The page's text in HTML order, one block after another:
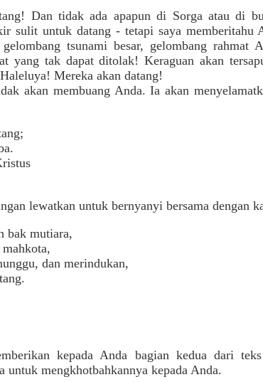
Dan tidak ada apapun di Sorga atau di
sulit untuk datang - tetapi saya memberitahu
tsunami besar, gelombang rahmat
yang tak dapat ditolak! Keraguan akan
Mereka akan datang!
akan membuang Anda. Ia akan
lewatkan untuk bernyanyi bersama dengan
bak mutiara,
dan merindukan,
kepada Anda bagian kedua dari
mengkhotbahkannya kepada Anda.